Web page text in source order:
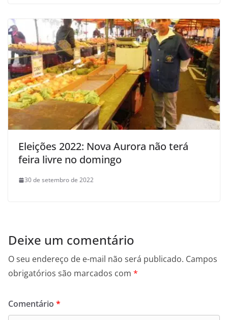
Eleições 2022: Nova Aurora não terá
feira livre no domingo
30 de setembro de 2022
Deixe um comentário
O seu endereço de e-mail não será publicado. Campos
obrigatórios são marcados com *
Comentário *